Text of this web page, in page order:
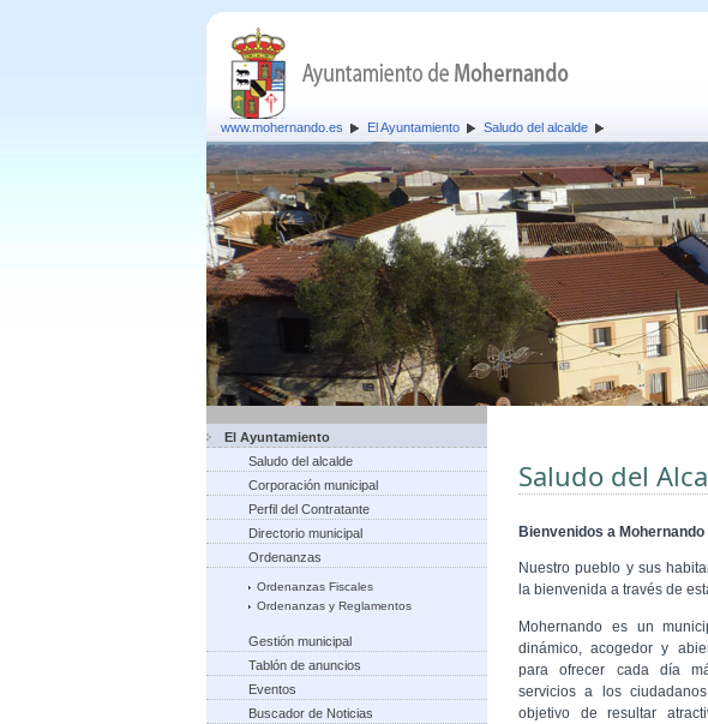
www.mohernando.es El Ayuntamiento Saludo del alcalde
El Ayuntamiento
Saludo del alcalde
Corporación municipal
Perfil del Contratante
Directorio municipal
Ordenanzas
Ordenanzas Fiscales
Ordenanzas y Reglamentos
Gestión municipal
Tablón de anuncios
Eventos
Buscador de Noticias
Saludo del
Bienvenidos a Mohernando
Nuestro pueblo y sus
la bienvenida a través de
Mohernando es un
dinámico, acogedor y
para ofrecer cada día
servicios a los
objetivo de resultar